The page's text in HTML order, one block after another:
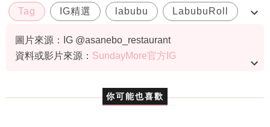
Tag IG精選 labubu LabubuRoll
圖片來源：IG @asanebo_restaurant
資料或影片來源： SundayMore官方IG
你可能也喜歡